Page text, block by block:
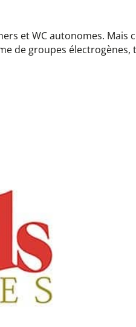
et WC autonomes. Mais
de groupes électrogènes,